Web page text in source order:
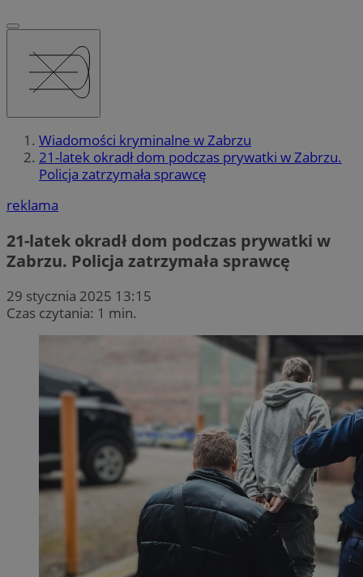
Wiadomości kryminalne w Zabrzu
21-latek okradł dom podczas prywatki w Zabrzu.
Policja zatrzymała sprawcę
reklama
21-latek okradł dom podczas prywatki w
Zabrzu. Policja zatrzymała sprawcę
29 stycznia 2025 13:15
Czas czytania: 1 min.